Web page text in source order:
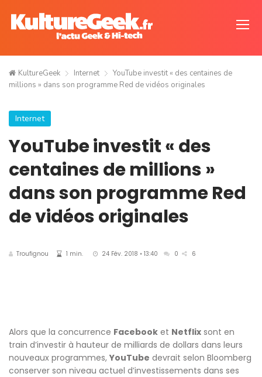
KultureGeek Internet
YouTube investit « des centaines de
millions » dans son programme Red de vidéos originales
Internet
YouTube investit « des
centaines de millions »
dans son programme Red
de vidéos originales
Troufignou 1 min. 24 Fév. 2018 • 13:40 0 6
Alors que la concurrence Facebook et Netflix sont en
train d’investir à hauteur de milliards de dollars dans leurs
nouveaux programmes, YouTube devrait selon Bloomberg
conserver son niveau actuel d’investissements dans ses